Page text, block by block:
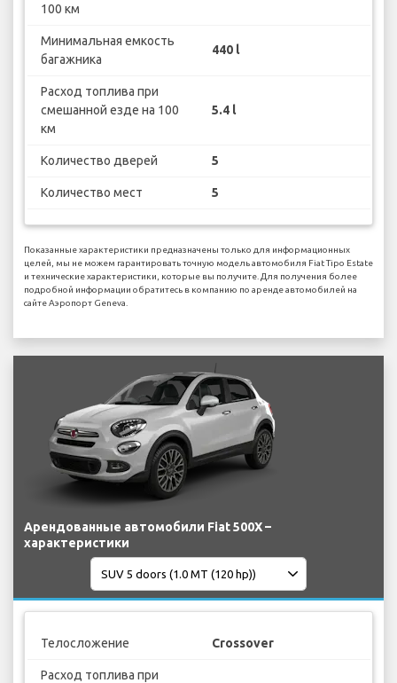
100 км
Минимальная емкость
багажника
440 l
Расход топлива при
смешанной езде на 100
км
5.4 l
Количество дверей 5
Количество мест 5
Показанные характеристики предназначены только для информационных
целей, мы не можем гарантировать точную модель автомобиля Fiat Tipo Estate
и технические характеристики, которые вы получите. Для получения более
подробной информации обратитесь в компанию по аренде автомобилей на
сайте Аэропорт Geneva.
Арендованные автомобили Fiat 500X –
характеристики
Телосложение Crossover
Расход топлива при